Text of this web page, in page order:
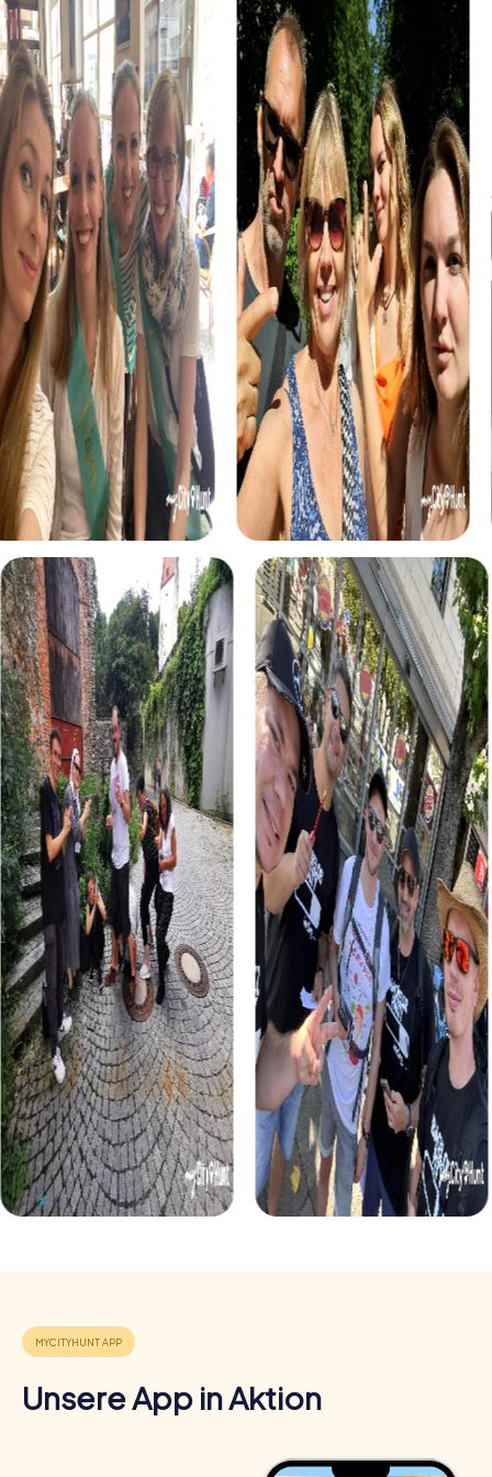
wichtiger Bestandteil der Herzogenrather Kultur. Hier
könnt ihr die kunstvolle Gestaltung bewundern und
gleichzeitig an herausfordernden Rätseln arbeiten.
Die Baalsbrugger Mühle, eine alte Wassermühle, ist ein
malerisches Fotomotiv und Teil der myCityHunt Route.
Entdeckt die Geschichte dieser Mühle und löst die
Aufgaben, die euch hier erwarten, um eure Teampunkte
zu sammeln.
Das historische Zentrum von Herzogenrath bietet
zahlreiche weitere Entdeckungen. Während eurer Tour
werdet ihr durch die charmanten Straßen geführt und
könnt die lokale Kultur und Geschichte hautnah erleben.
myCityHunt Teamevents in Herzogenrath bieten nicht nur
spannende Herausforderungen, sondern auch die
Möglichkeit, die Stadt aus einer neuen Perspektive zu
entdecken. Lasst euch von der Vielfalt der
Sehenswürdigkeiten und der Geschichte Herzogenraths
inspirieren und erlebt ein Teamevent, das euch noch lange
in Erinnerung bleiben wird.
myCityhunt Touren in Herzogenrath
Die Schatzsuche in Herzogenrath ist ein Abenteuer, das
euch in die Rolle von Schatzjägern versetzt. Ausgestattet
mit einer Schatzkarte und eurem Smartphone, erkundet ihr
die Stadt und sucht nach dem sagenumwobenen Schatz.
Diese Tour bietet nicht nur Spannung, sondern auch die
Möglichkeit, Herzogenrath aus einer neuen Perspektive zu
erleben.
Das Xmas Adventure in Herzogenrath ist eine
weihnachtliche Schatzsuche, die euch in festliche
Stimmung versetzt. Entdeckt die Stadt in ihrer
winterlichen Pracht und löst Rätsel, die euch dem
weihnachtlichen Schatz näherbringen. Diese Tour ist ideal
für eine Weihnachtsfeier in Herzogenrath und bietet ein
unvergessliches Erlebnis.
Das Escape Game in Herzogenrath ist ein interaktives
Abenteuer, bei dem ihr die Stadt als euer Spielfeld nutzt.
Schlüpft in die Rolle von Spionen und verhindert, dass
Schurken die Welt ins Chaos stürzen. Mit eurem
Smartphone als Werkzeug löst ihr Aufgaben und
interagiert mit virtuellen Kontaktpersonen, um eure
Mission zu erfüllen.
Beim Krimispiel in Herzogenrath werdet ihr zu Detektiven,
die einen mysteriösen Fall aufklären. Nutzt euer
Smartphone, um Hinweise zu finden und den Täter zu
überführen. Diese Tour bietet Spannung und Teamarbeit
in einer historischen Kulisse und ist ideal für alle, die Krimis
lieben.
Unsere App in Aktion